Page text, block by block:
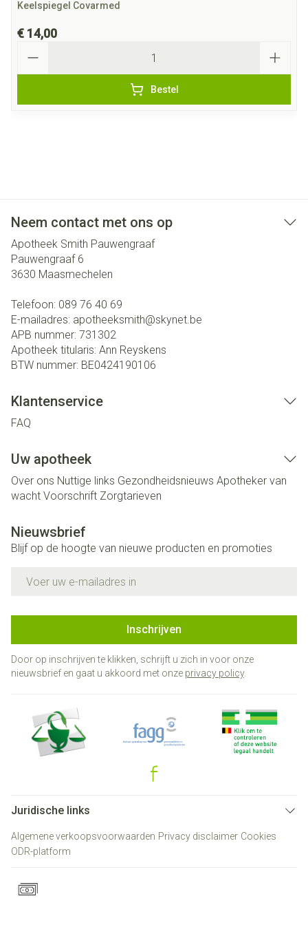
Keelspiegel Covarmed
€ 14,00
Bestel
Neem contact met ons op
Apotheek Smith Pauwengraaf
Pauwengraaf 6
3630 Maasmechelen
Telefoon: 089 76 40 69
E-mailadres: apotheeksmith@skynet.be
APB nummer: 731302
Apotheek titularis: Ann Reyskens
BTW nummer: BE0424190106
Klantenservice
FAQ
Uw apotheek
Over ons Nuttige links Gezondheidsnieuws Apotheker van
wacht Voorschrift Zorgtarieven
Nieuwsbrief
Blijf op de hoogte van nieuwe producten en promoties
Inschrijven
Door op inschrijven te klikken, schrijft u zich in voor onze
nieuwsbrief en gaat u akkoord met onze privacy policy.
Juridische links
Algemene verkoopsvoorwaarden Privacy disclaimer Cookies
ODR-platform